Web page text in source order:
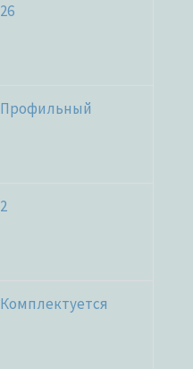
26
Профильный
2
Комплектуется